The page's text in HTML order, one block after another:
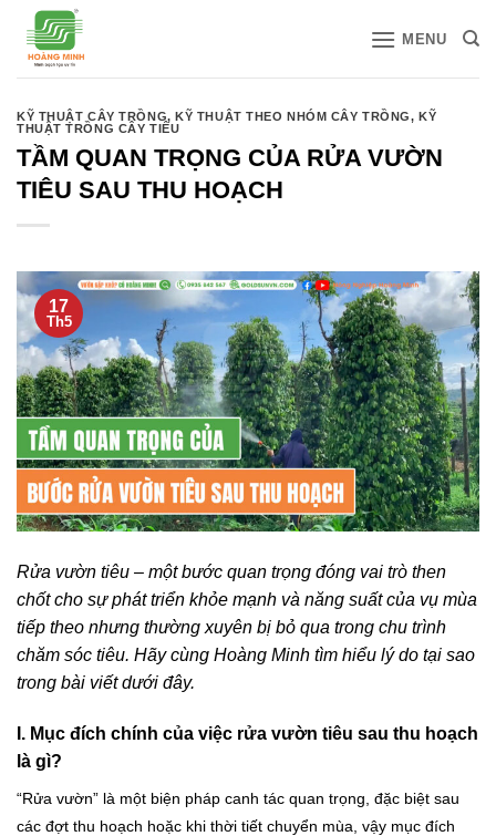
qua
MENU
KỸ THUẬT CÂY TRỒNG,KỸ THUẬT THEO NHÓM CÂY TRỒNG,KỸ
THUẬT TRỒNG CÂY TIÊU
TẦM QUAN TRỌNG CỦA RỬA VƯỜN
TIÊU SAU THU HOẠCH
17
Th5
Rửa vườn tiêu – một bước quan trọng đóng vai trò then
chốt cho sự phát triển khỏe mạnh và năng suất của vụ mùa
tiếp theo nhưng thường xuyên bị bỏ qua trong chu trình
chăm sóc tiêu. Hãy cùng Hoàng Minh tìm hiểu lý do tại sao
trong bài viết dưới đây.
I. Mục đích chính của việc rửa vườn tiêu sau thu hoạch
là gì?
“Rửa vườn” là một biện pháp canh tác quan trọng, đặc biệt sau
các đợt thu hoạch hoặc khi thời tiết chuyển mùa, vậy mục đích